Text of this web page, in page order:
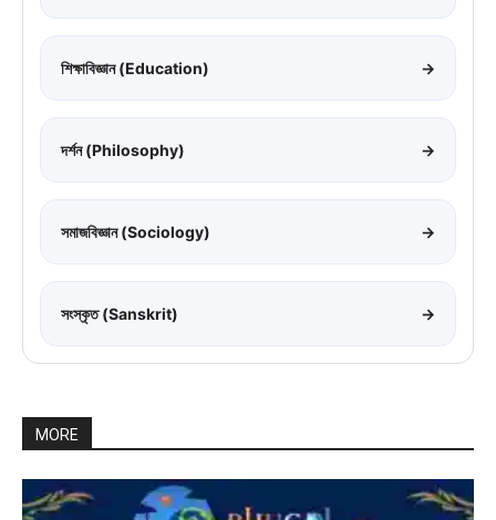
শিক্ষাবিজ্ঞান (Education) →
দর্শন (Philosophy) →
সমাজবিজ্ঞান (Sociology) →
সংস্কৃত (Sanskrit) →
MORE